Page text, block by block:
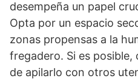
desempeña un papel
Opta por un espacio
zonas propensas a la
fregadero. Si es posible,
de apilarlo con otros